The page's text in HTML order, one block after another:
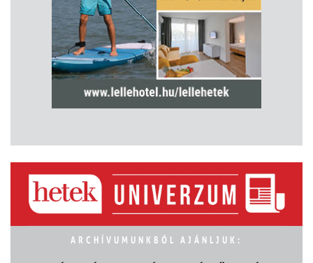
ARCHÍVUMUNKBÓL AJÁNLJUK: